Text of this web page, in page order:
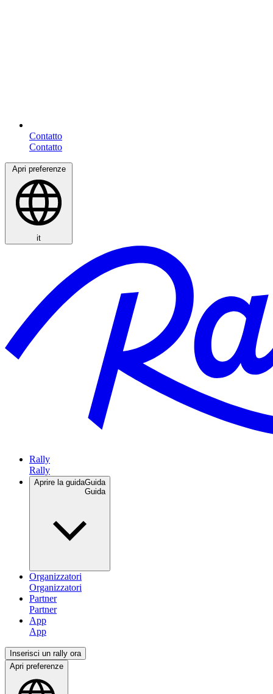
Contatto
Apri preferenze
it
Rally
Aprire la guidaGuida
Organizzatori
Partner
App
Inserisci un rally ora
Apri preferenze